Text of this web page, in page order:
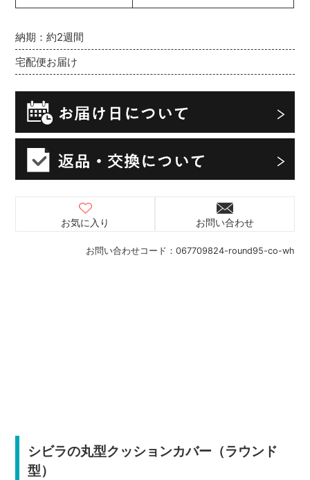
お問い合わせコード： 067709824-round95-co-wh
納期：約2週間
宅配便お届け
お気に入り お問い合わせ
シビラの丸型クッションカバー（ラウンド
型）